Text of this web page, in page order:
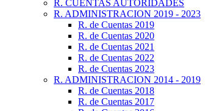
R. CUENTAS AUTORIDADES
R. ADMINISTRACION 2019 - 2023
R. de Cuentas 2019
R. de Cuentas 2020
R. de Cuentas 2021
R. de Cuentas 2022
R. de Cuentas 2023
R. ADMINISTRACION 2014 - 2019
R. de Cuentas 2018
R. de Cuentas 2017